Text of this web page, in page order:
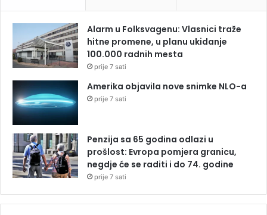
Alarm u Folksvagenu: Vlasnici traže
hitne promene, u planu ukidanje
100.000 radnih mesta
prije 7 sati
Amerika objavila nove snimke NLO-a
prije 7 sati
Penzija sa 65 godina odlazi u
prošlost: Evropa pomjera granicu,
negdje će se raditi i do 74. godine
prije 7 sati